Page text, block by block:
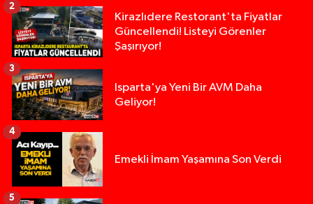
Kirazlıdere Restorant'ta Fiyatlar
Güncellendi! Listeyi Görenler
Şaşırıyor!
2
Isparta'ya Yeni Bir AVM Daha
Geliyor!
3
Emekli İmam Yaşamına Son Verdi
4
5